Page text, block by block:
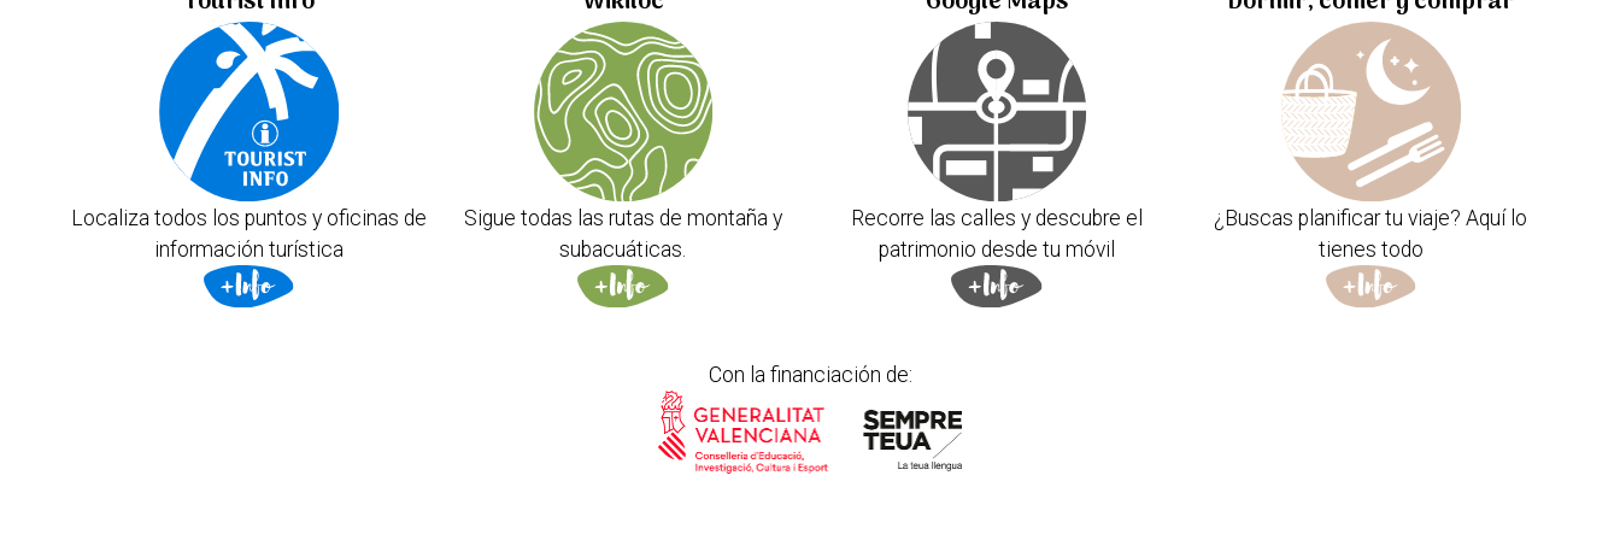
Localiza todos los puntos y oficinas de
información turística
Sigue todas las rutas de montaña y
subacuáticas.
Recorre las calles y descubre el
patrimonio desde tu móvil
¿Buscas planificar tu viaje? Aquí lo
tienes todo
Con la financiación de: